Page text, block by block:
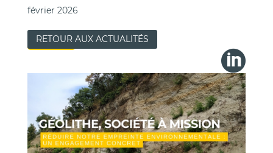
février 2026
Géolithe
RETOUR AUX ACTUALITÉS
